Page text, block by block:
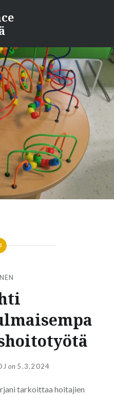
on 5.3.2024
tarkoittaa hoitajien